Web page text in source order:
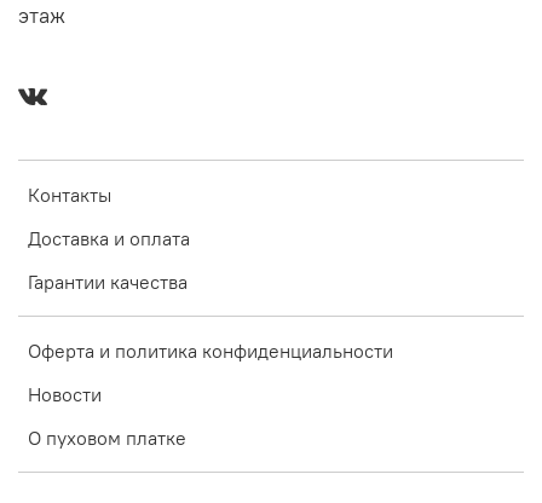
Контакты
Доставка и оплата
Гарантии качества
Оферта и политика конфиденциальности
Новости
О пуховом платке
этаж